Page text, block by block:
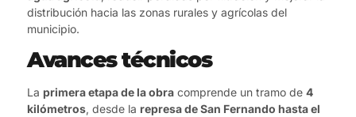
distribución hacia las zonas rurales y agrícolas del
municipio.
Avances técnicos
La primera etapa de la obra comprende un tramo de 4
kilómetros, desde la represa de San Fernando hasta el